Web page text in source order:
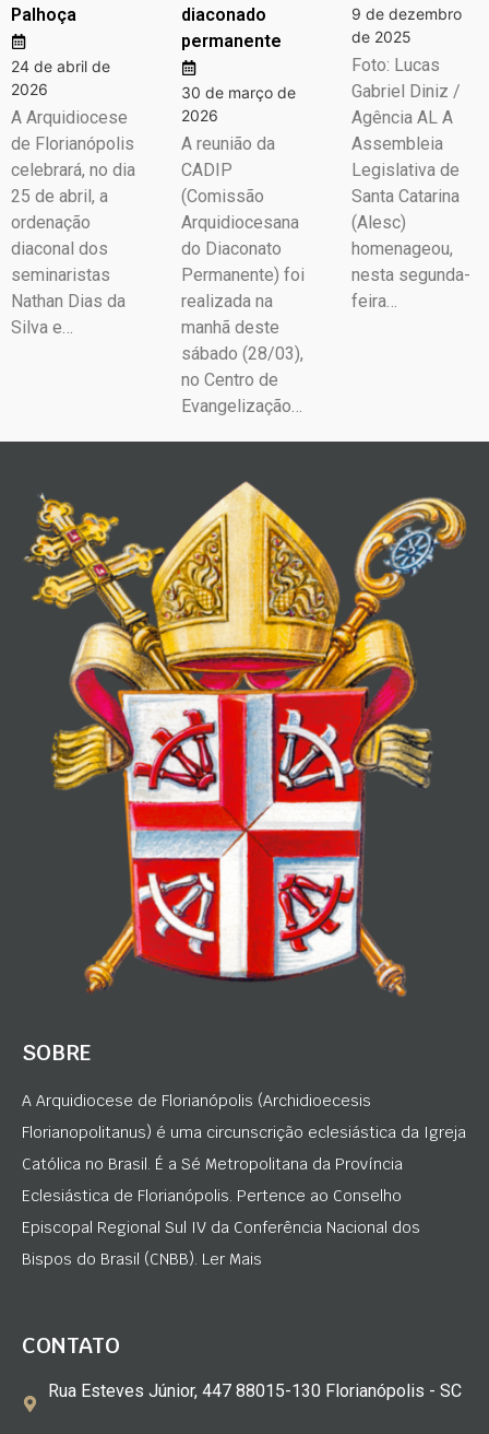
Palhoça
24 de abril de
2026
A Arquidiocese
de Florianópolis
celebrará, no dia
25 de abril, a
ordenação
diaconal dos
seminaristas
Nathan Dias da
Silva e…
diaconado
permanente
30 de março de
2026
A reunião da
CADIP
(Comissão
Arquidiocesana
do Diaconato
Permanente) foi
realizada na
manhã deste
sábado (28/03),
no Centro de
Evangelização…
9 de dezembro
de 2025
Foto: Lucas
Gabriel Diniz /
Agência AL A
Assembleia
Legislativa de
Santa Catarina
(Alesc)
homenageou,
nesta segunda-
feira…
SOBRE
A Arquidiocese de Florianópolis (Archidioecesis
Florianopolitanus) é uma circunscrição eclesiástica da Igreja
Católica no Brasil. É a Sé Metropolitana da Província
Eclesiástica de Florianópolis. Pertence ao Conselho
Episcopal Regional Sul IV da Conferência Nacional dos
Bispos do Brasil (CNBB). Ler Mais
CONTATO
Rua Esteves Júnior, 447 88015-130 Florianópolis - SC